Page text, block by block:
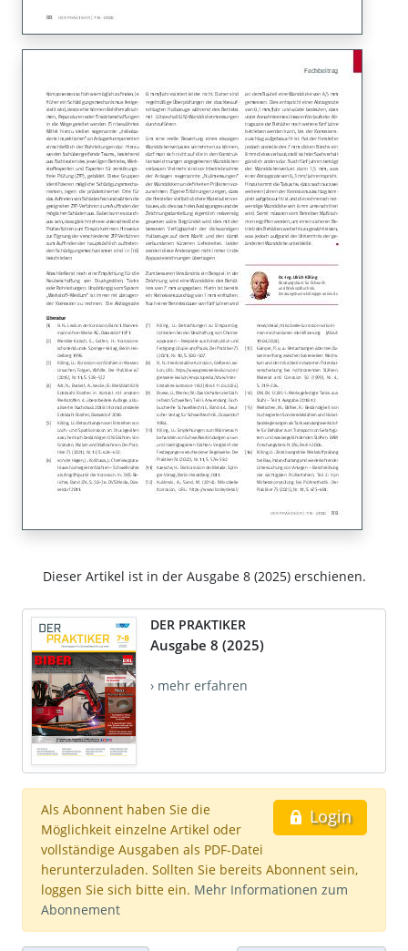
Dieser Artikel ist in der Ausgabe 8 (2025) erschienen.
DER PRAKTIKER
Ausgabe 8 (2025)
› mehr erfahren
Login
Als Abonnent haben Sie die
Möglichkeit einzelne Artikel oder
vollständige Ausgaben als PDF-Datei
herunterzuladen. Sollten Sie bereits Abonnent sein,
loggen Sie sich bitte ein. Mehr Informationen zum
Abonnement